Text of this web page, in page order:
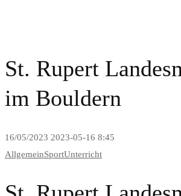
St. Rupert
im Bouldern
16/05/2023 2023-05-16 8:45
AllgemeinSportUnterricht